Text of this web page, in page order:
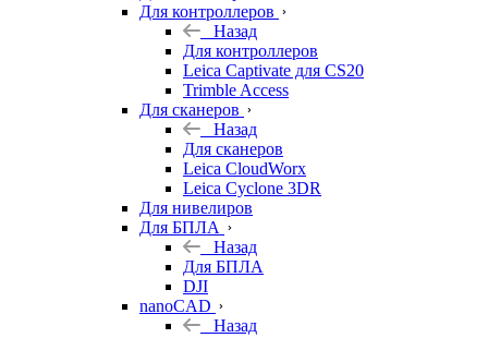
Для контроллеров
Назад
Для контроллеров
Leica Captivate для CS20
Trimble Access
Для сканеров
Назад
Для сканеров
Leica CloudWorx
Leica Cyclone 3DR
Для нивелиров
Для БПЛА
Назад
Для БПЛА
DJI
nanoCAD
Назад